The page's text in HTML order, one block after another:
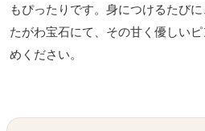
もぴったりです。身につけるたび
たがわ宝石にて、その甘く優しい
めください。